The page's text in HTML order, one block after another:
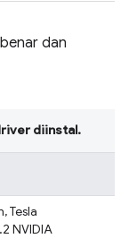
dan
diinstal.
Tesla
NVIDIA